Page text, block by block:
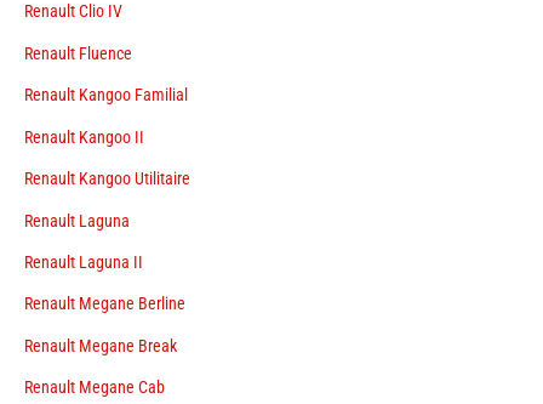
Renault Clio IV
Renault Fluence
Renault Kangoo Familial
Renault Kangoo II
Renault Kangoo Utilitaire
Renault Laguna
Renault Laguna II
Renault Megane Berline
Renault Megane Break
Renault Megane Cab